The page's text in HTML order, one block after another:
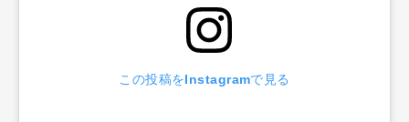
この投稿をInstagramで見る